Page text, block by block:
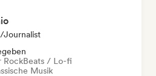
Journalist
RockBeats / Lo-fi
Musik